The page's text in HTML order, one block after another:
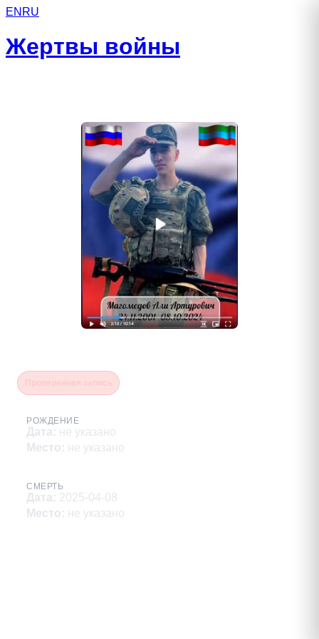
EN RU
Жертвы войны
РОЖДЕНИЕ
Дата: не указано
Место: не указано
СМЕРТЬ
Дата: 2025-04-08
Место: не указано